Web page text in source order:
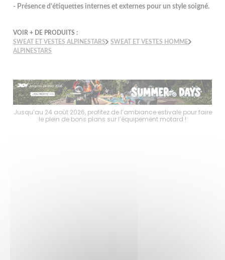
- Présence d’étiquettes internes et externes pour un style soigné.
VOIR + DE PRODUITS :
SWEAT ET VESTES ALPINESTARS
SWEAT ET VESTES HOMME
ALPINESTARS
Jusqu’au 24 août 2026, profitez de l’ambiance estivale pour faire
le plein de bons plans sur l’équipement motard !